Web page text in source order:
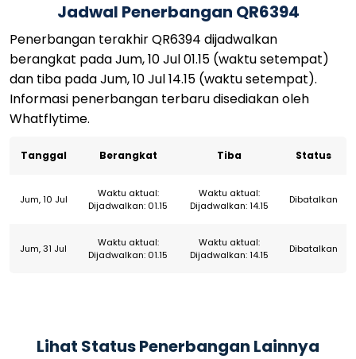
Jadwal Penerbangan QR6394
Penerbangan terakhir QR6394 dijadwalkan
berangkat pada Jum, 10 Jul 01.15 (waktu setempat)
dan tiba pada Jum, 10 Jul 14.15 (waktu setempat).
Informasi penerbangan terbaru disediakan oleh
Whatflytime.
Tanggal Berangkat Tiba Status
Jum, 10 Jul
Waktu aktual:
Dijadwalkan: 01.15
Waktu aktual:
Dijadwalkan: 14.15
Dibatalkan
Jum, 31 Jul
Waktu aktual:
Dijadwalkan: 01.15
Waktu aktual:
Dijadwalkan: 14.15
Dibatalkan
Lihat Status Penerbangan Lainnya